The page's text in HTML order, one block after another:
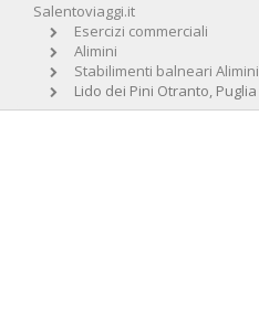
Salentoviaggi.it
Esercizi commerciali
Alimini
Stabilimenti balneari Alimini
Lido dei Pini Otranto, Puglia